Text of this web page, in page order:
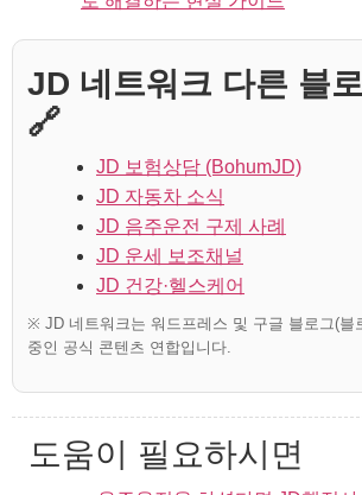
JD 네트워크 다른 블
🔗
JD 보험상담 (BohumJD)
JD 자동차 소식
JD 음주운전 구제 사례
JD 운세 보조채널
JD 건강·헬스케어
※ JD 네트워크는 워드프레스 및 구글 블로그(블
중인 공식 콘텐츠 연합입니다.
도움이 필요하시면